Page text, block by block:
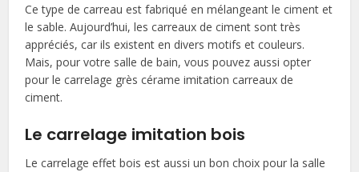
Ce type de carreau est fabriqué en mélangeant le ciment et
le sable. Aujourd’hui, les carreaux de ciment sont très
appréciés, car ils existent en divers motifs et couleurs.
Mais, pour votre salle de bain, vous pouvez aussi opter
pour le carrelage grès cérame imitation carreaux de
ciment.
Le carrelage imitation bois
Le carrelage effet bois est aussi un bon choix pour la salle